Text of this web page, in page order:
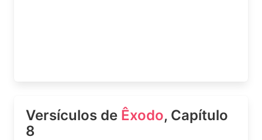
Versículos de Êxodo, Capítulo
8